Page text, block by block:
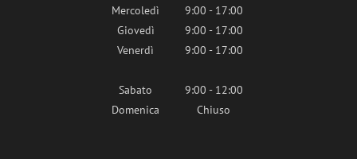
Mercoledì
9:00 - 17:00
Giovedì
9:00 - 17:00
Venerdì
9:00 - 17:00
Sabato
9:00 - 12:00
Domenica
Chiuso